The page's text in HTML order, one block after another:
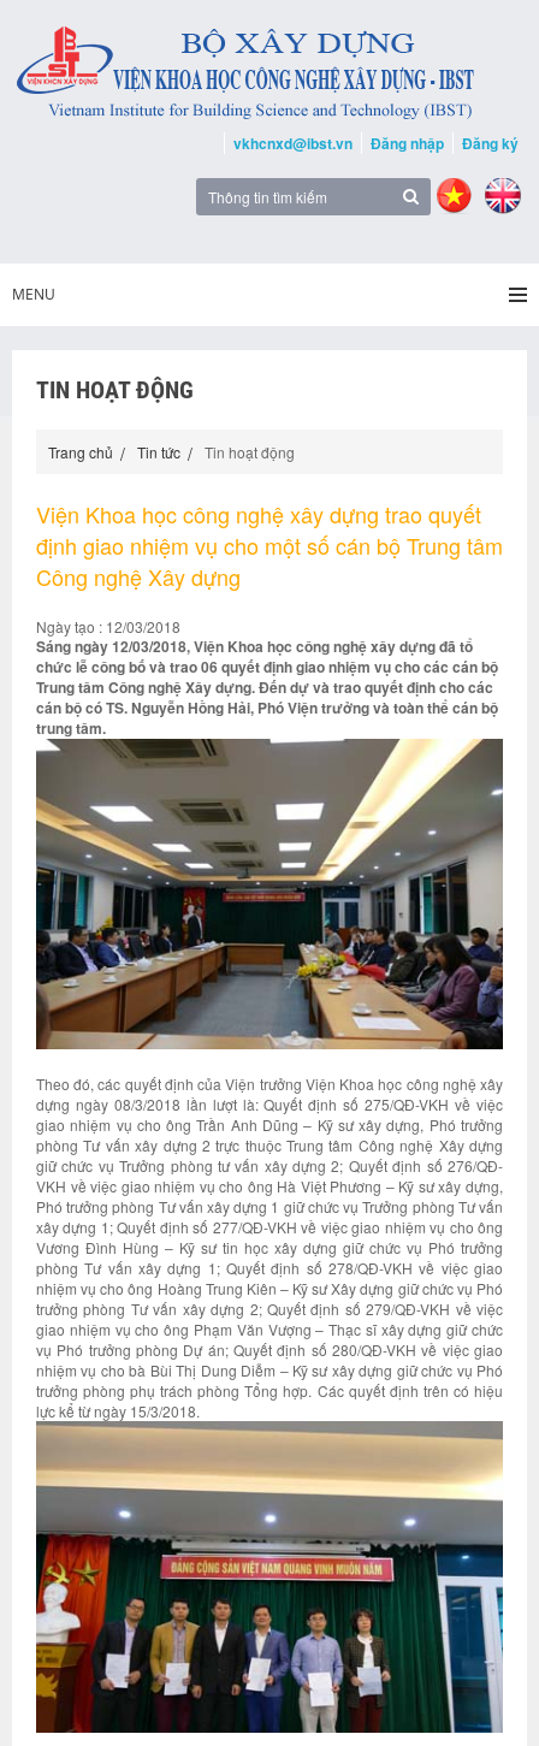
vkhcnxd@ibst.vn Đăng nhập Đăng ký
MENU
TIN HOẠT ĐỘNG
Trang chủ Tin tức Tin hoạt động
Viện Khoa học công nghệ xây dựng trao quyết
định giao nhiệm vụ cho một số cán bộ Trung tâm
Công nghệ Xây dựng
Ngày tạo : 12/03/2018
Sáng ngày 12/03/2018, Viện Khoa học công nghệ xây dựng đã tổ
chức lễ công bố và trao 06 quyết định giao nhiệm vụ cho các cán bộ
Trung tâm Công nghệ Xây dựng. Đến dự và trao quyết định cho các
cán bộ có TS. Nguyễn Hồng Hải, Phó Viện trưởng và toàn thể cán bộ
trung tâm.
Theo đó, các quyết định của Viện trưởng Viện Khoa học công nghệ xây
dựng ngày 08/3/2018 lần lượt là: Quyết định số 275/QĐ-VKH về việc
giao nhiệm vụ cho ông Trần Anh Dũng – Kỹ sư xây dựng, Phó trưởng
phòng Tư vấn xây dựng 2 trực thuộc Trung tâm Công nghệ Xây dựng
giữ chức vụ Trưởng phòng tư vấn xây dựng 2; Quyết định số 276/QĐ-
VKH về việc giao nhiệm vụ cho ông Hà Việt Phương – Kỹ sư xây dựng,
Phó trưởng phòng Tư vấn xây dựng 1 giữ chức vụ Trưởng phòng Tư vấn
xây dựng 1; Quyết định số 277/QĐ-VKH về việc giao nhiệm vụ cho ông
Vương Đình Hùng – Kỹ sư tin học xây dựng giữ chức vụ Phó trưởng
phòng Tư vấn xây dựng 1; Quyết định số 278/QĐ-VKH về việc giao
nhiệm vụ cho ông Hoàng Trung Kiên – Kỹ sư Xây dựng giữ chức vụ Phó
trưởng phòng Tư vấn xây dựng 2; Quyết định số 279/QĐ-VKH về việc
giao nhiệm vụ cho ông Phạm Văn Vượng – Thạc sĩ xây dựng giữ chức
vụ Phó trưởng phòng Dự án; Quyết định số 280/QĐ-VKH về việc giao
nhiệm vụ cho bà Bùi Thị Dung Diễm – Kỹ sư xây dựng giữ chức vụ Phó
trưởng phòng phụ trách phòng Tổng hợp. Các quyết định trên có hiệu
lực kể từ ngày 15/3/2018.